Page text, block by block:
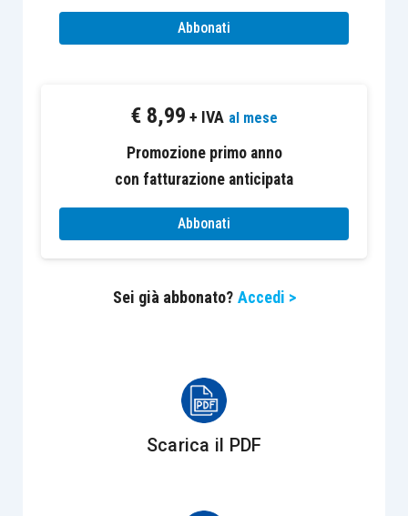
117 Cost., può stabilire l’incompatibilitàdella
con la
Inoltre, trattasi di un sistema che consente ai
cittadini degli Stati aderenti diricorrere
Corte di Strasburgo, a
contemplati dalla giurisdizione nazionale.
Corte EDUsi configura in due stadi, uno
preclusioni processualitanto con riguardo ai tre
gradi di giudizio nazionali quanto a quelle
specificamente previste dalla giurisdizione CEDU.
Abbonati
€ 8,99 + IVA al mese
Promozione primo anno
con fatturazione anticipata
Abbonati
Sei già abbonato? Accedi >
Scarica il PDF